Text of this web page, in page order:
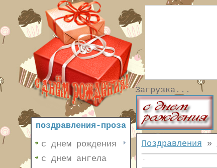
поздравления-проза
с днем рождения
с днем ангела
Загрузка...
Поздравления »